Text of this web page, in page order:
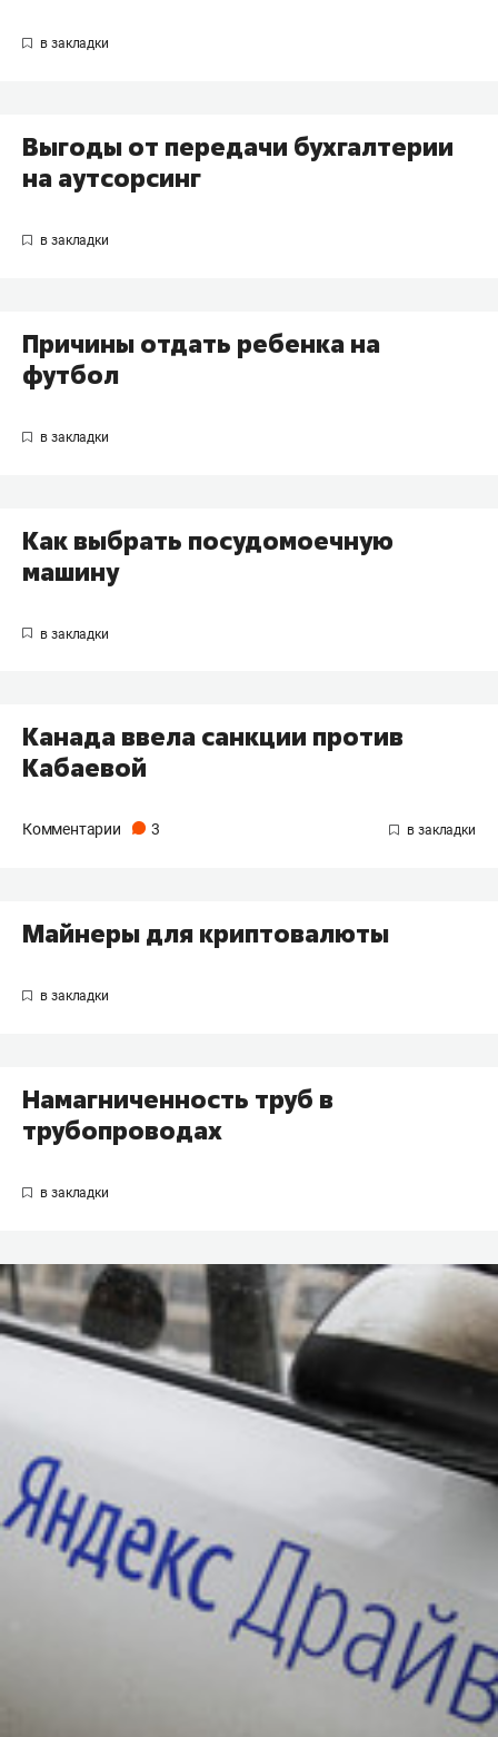
Выгоды от передачи бухгалтерии
на аутсорсинг
Причины отдать ребенка на
футбол
Как выбрать посудомоечную
машину
Канада ввела санкции против
Кабаевой
Комментарии 3
Майнеры для криптовалюты
Намагниченность труб в
трубопроводах